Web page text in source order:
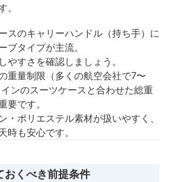
スのキャリーハンドル（持ち手）に
ブタイプが主流。
やすさを確認しましょう。
重量制限（多くの航空会社で7〜
ンのスーツケースと合わせた総重
要です。
・ポリエステル素材が扱いやすく、
時も安心です。
おくべき前提条件